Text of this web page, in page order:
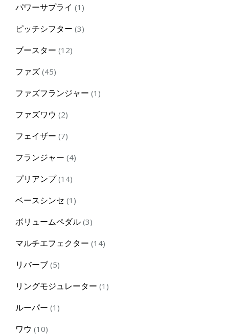
パワーサプライ 1 1
ピッチシフター 33
ブースター 1212
ファズ 4545
ファズフランジャー 1 1
ファズワウ 22
フェイザー 77
フランジャー 44
プリアンプ 1414
ベースシンセ 1 1
ボリュームペダル 33
マルチエフェクター 1414
リバーブ 55
リングモジュレーター 1 1
ルーパー 1 1
ワウ 1010